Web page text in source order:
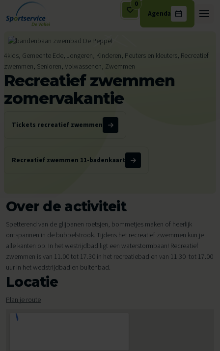
Ga naar de inhoud
0
Agenda
4kids, Gemeente Ede, Jongeren, Kinderen, Peuters en kleuters, Recreatief
zwemmen, Senioren, Volwassenen, Zwemmen
Recreatief zwemmen
zomervakantie
Tickets recreatief zwemmen
Recreatief zwemmen 11-badenkaart
Over de activiteit
Spetterend van de glijbanen roetsjen, bommetjes maken of heerlijk
ontspannen in de bubbelstrook. Tijdens het recreatief zwemmen kun je
alle kanten op. In het westrijdbad ligt een waterstormbaan! Recreatief
zwemmen is van 11.00 tot 17.30 in het recreatiebad en van 11.30 tot 17.00
uur in het wedstrijdbad en buitenbad.
Locatie
Plan je route